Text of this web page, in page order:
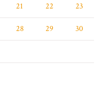
21 22 23
28 29 30